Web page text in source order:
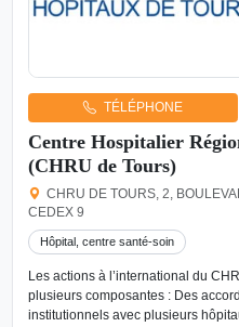
TÉLÉPHONE
Centre Hospitalier
(CHRU de Tours)
CHRU DE TOURS, 2,
CEDEX 9
Hôpital, centre santé-soin
Les actions à l’international du
plusieurs composantes : Des
institutionnels avec plusieurs